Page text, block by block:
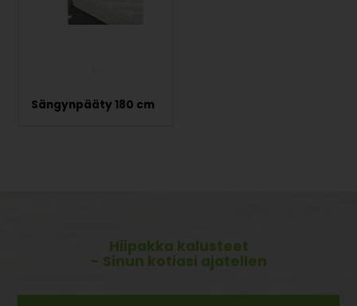
Sängynpääty 180 cm
Hiipakka kalusteet
- Sinun kotiasi ajatellen